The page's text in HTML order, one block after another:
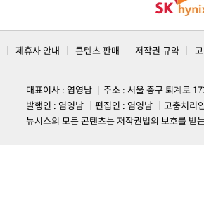
제휴사 안내 콘텐츠 판매 저작권 규약
대표이사 : 염영남
주소 : 서울 중구 퇴계로
발행인 : 염영남
편집인 : 염영남
고충처리
뉴시스의 모든 콘텐츠는 저작권법의 보호를